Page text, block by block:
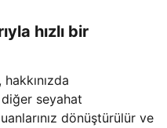
hızlı bir
seyahat
dönüştürülür ve